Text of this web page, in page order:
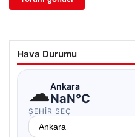
Hava Durumu
☁Ankara
NaN°C
ŞEHIR SEÇ